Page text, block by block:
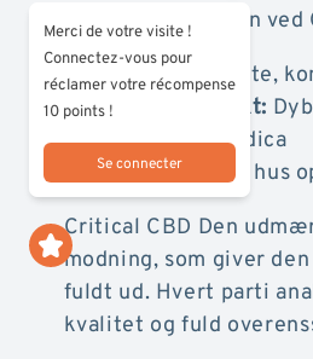
Særlige kendetegn ved
Struktur:Tætte,
Visuelt aspekt:
Dominans:Indica
Kultur: Grønt hus
Critical CBD Den
modning, som giver
fuldt ud. Hvert parti
kvalitet og fuld
Merci de votre visite !
Connectez-vous pour
réclamer votre récompense
10 points !
Se connecter